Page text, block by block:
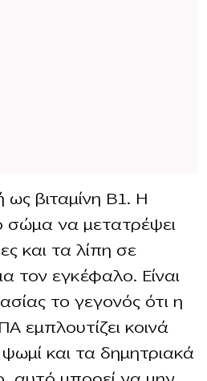
ως βιταμίνη Β1. Η
σώμα να μετατρέψει
και τα λίπη σε
τον εγκέφαλο. Είναι
το γεγονός ότι η
εμπλουτίζει κοινά
και τα δημητριακά